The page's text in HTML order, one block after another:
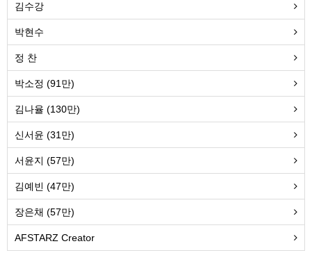
김수강
박현수
정 찬
박소정 (91만)
김나율 (130만)
신서윤 (31만)
서윤지 (57만)
김예빈 (47만)
장은채 (57만)
AFSTARZ Creator